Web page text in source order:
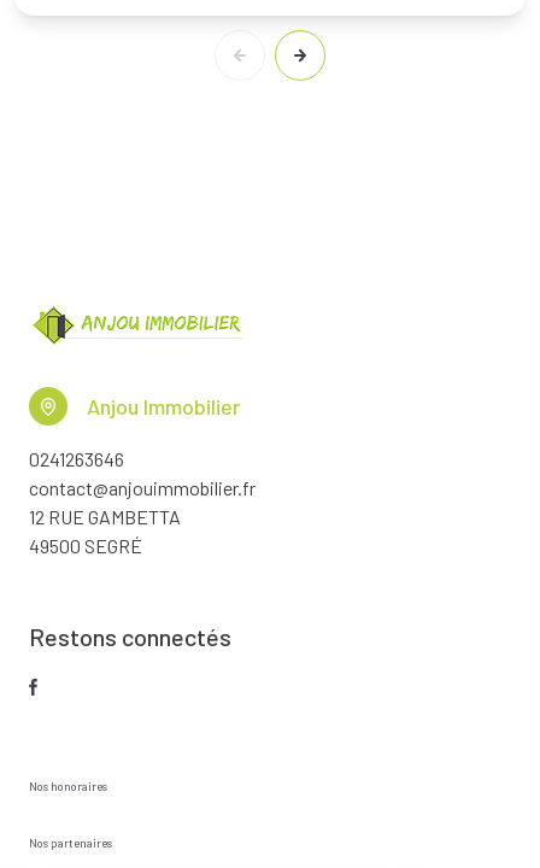
Anjou Immobilier
0241263646
contact@anjouimmobilier.fr
12 RUE GAMBETTA
49500 SEGRÉ
Restons connectés
Nos honoraires
Nos partenaires